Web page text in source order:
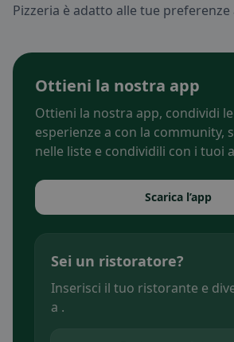
Pizzeria è adatto alle tue
Ottieni la nostra app
Ottieni la nostra app, condividi
esperienze a con la community,
nelle liste e condividili con i tuoi
Scarica l’app
Sei un ristoratore?
Inserisci il tuo ristorante e
a .